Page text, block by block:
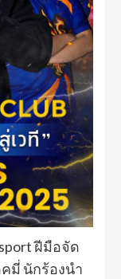
ฝีมือจัด
มี่ นักร้องนำ